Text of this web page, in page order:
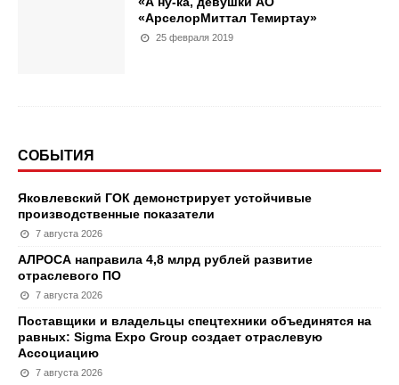
«АрселорМиттал Темиртау»
25 февраля 2019
СОБЫТИЯ
Яковлевский ГОК демонстрирует устойчивые
производственные показатели
7 августа 2026
АЛРОСА направила 4,8 млрд рублей развитие
отраслевого ПО
7 августа 2026
Поставщики и владельцы спецтехники объединятся на
равных: Sigma Expo Group создает отраслевую
Ассоциацию
7 августа 2026